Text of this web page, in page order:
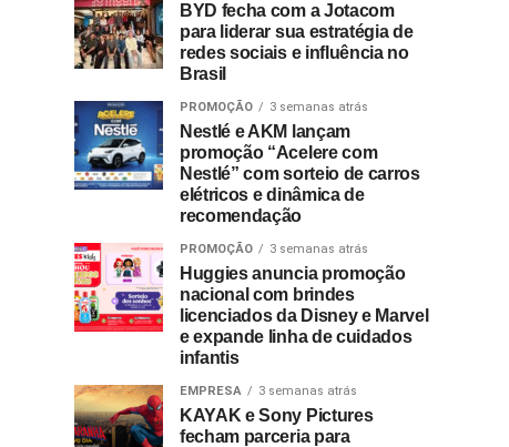
BYD fecha com a Jotacom
para liderar sua estratégia de
redes sociais e influência no
Brasil
PROMOÇÃO 3 semanas atrás
Nestlé e AKM lançam
promoção “Acelere com
Nestlé” com sorteio de carros
elétricos e dinâmica de
recomendação
PROMOÇÃO 3 semanas atrás
Huggies anuncia promoção
nacional com brindes
licenciados da Disney e Marvel
e expande linha de cuidados
infantis
EMPRESA 3 semanas atrás
KAYAK e Sony Pictures
fecham parceria para